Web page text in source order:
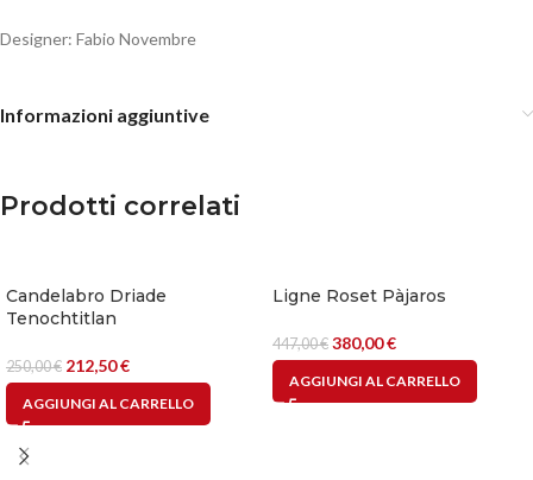
Designer: Fabio Novembre
Informazioni aggiuntive
Prodotti correlati
Candelabro Driade
Tenochtitlan
250,00€ 212,50€
AGGIUNGI AL CARRELLO
Ligne Roset Pàjaros
447,00€ 380,00€
AGGIUNGI AL CARRELLO